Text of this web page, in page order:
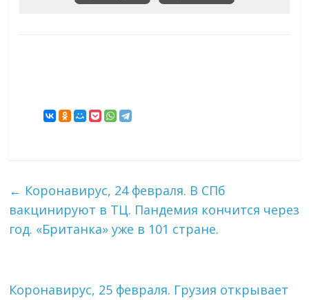
← Коронавирус, 24 февраля. В СПб
вакцинируют в ТЦ. Пандемия кончится через
год. «Британка» уже в 101 стране.
Коронавирус, 25 февраля. Грузия открывает